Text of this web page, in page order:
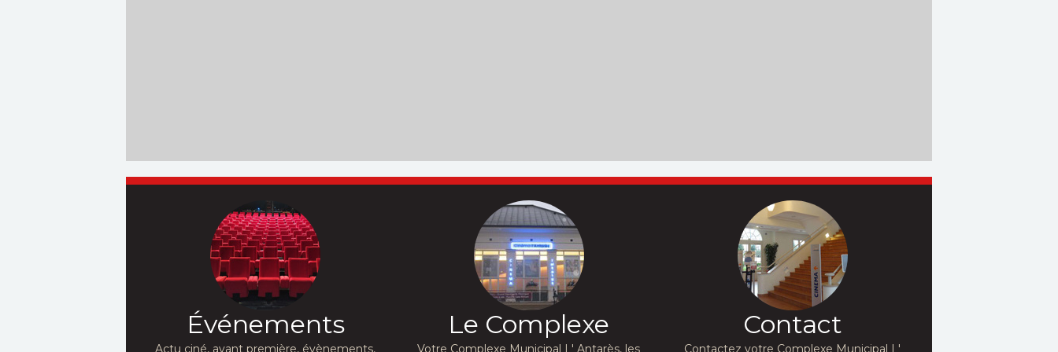
Événements
Actu ciné, avant première, évènements,
Le Complexe
Votre Complexe Municipal L' Antarès, les
Contact
Contactez votre Complexe Municipal L'